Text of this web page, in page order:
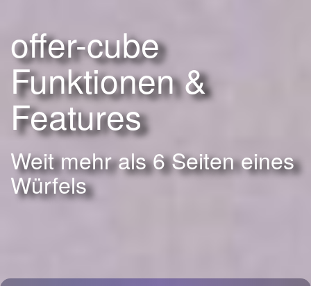
offer-cube
Funktionen &
Features
Weit mehr als 6 Seiten eines
Würfels